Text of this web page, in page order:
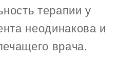
терапии у
неодинакова и
врача.